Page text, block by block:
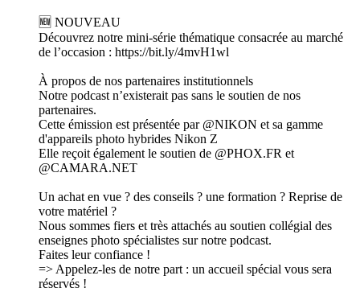
🆕 NOUVEAU
Découvrez notre mini-série thématique consacrée au marché
de l’occasion : https://bit.ly/4mvH1wl
À propos de nos partenaires institutionnels
Notre podcast n’existerait pas sans le soutien de nos
partenaires.
Cette émission est présentée par @NIKON et sa gamme
d'appareils photo hybrides Nikon Z
Elle reçoit également le soutien de @PHOX.FR et
@CAMARA.NET
Un achat en vue ? des conseils ? une formation ? Reprise de
votre matériel ?
Nous sommes fiers et très attachés au soutien collégial des
enseignes photo spécialistes sur notre podcast.
Faites leur confiance !
=> Appelez-les de notre part : un accueil spécial vous sera
réservés !